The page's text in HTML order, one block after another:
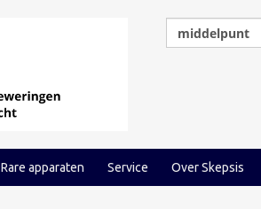
Rare apparaten Service Over Skepsis